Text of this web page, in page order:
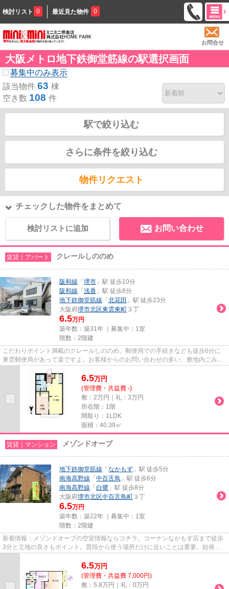
検討リスト 0 最近見た物件 0
お問合せ
大阪メトロ地下鉄御堂筋線の駅選択画面
募集中のみ表示
該当物件 63 棟
空き数 108 件
駅で絞り込む
さらに条件を絞り込む
物件リクエスト
チェックした物件をまとめて
検討リストに追加 お問い合わせ
賃貸｜アパート クレールしののめ
阪和線 「 堺市 」駅 徒歩10分
阪和線 「 浅香 」駅 徒歩8分
地下鉄御堂筋線 「 北花田 」駅 徒歩23分
大阪府堺市北区東雲東町 ３丁
6.5万円
築年数：築31年 ｜募集中： 1室
階数：2階建
こだわりポイント満載のクレールしののめ。郵便局での手続きなども徒歩6分に
東雲郵便局があって楽ですよ。お客様からのお問い合わせの多い、敷地内ごみ置
き場があります。通勤やお出か...
6.5万円
(管理費・共益費 -)
敷：2万円｜礼：3万円
所在階：1階
間取り：1LDK
面積：40.39㎡
賃貸｜マンション メゾンドオーブ
地下鉄御堂筋線 「 なかもず 」駅 徒歩5分
南海高野線 「 中百舌鳥 」駅 徒歩6分
南海高野線 「 白鷺 」駅 徒歩8分
大阪府堺市北区中百舌鳥町 ３丁
6.5万円
築年数：築22年 ｜募集中： 1室
階数：2階建
新着情報：メゾンドオーブの空室情報ならコチラ。コーナンなかもず店まで徒歩
3分と立地の良さもポイント。普段から使う場所だけに近いことは重要。始発駅
6.5万円
(管理費・共益費 7,000円)
敷：5.8万円｜礼：0万円